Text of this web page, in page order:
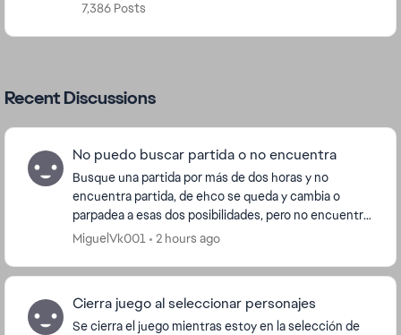
7,386 Posts
Recent Discussions
No puedo buscar partida o no encuentra
Busque una partida por más de dos horas y no
encuentra partida, de ehco se queda y cambia o
parpadea a esas dos posibilidades, pero no encuentra
nada, ya desistale, ya instale no se que ...
MiguelVk001 2 hours ago
Cierra juego al seleccionar personajes
Se cierra el juego mientras estoy en la selección de